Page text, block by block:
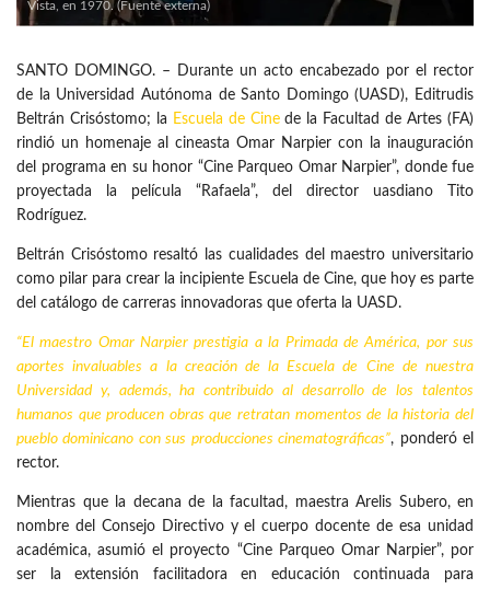
Vista, en 1970. (Fuente externa)
SANTO DOMINGO. – Durante un acto encabezado por el rector
de la Universidad Autónoma de Santo Domingo (UASD), Editrudis
Beltrán Crisóstomo; la Escuela de Cinede la Facultad de Artes (FA)
rindió un homenaje al cineasta Omar Narpier con la inauguración
del programa en su honor “Cine Parqueo Omar Narpier”, donde fue
proyectada la película “Rafaela”, del director uasdiano Tito
Rodríguez.
Beltrán Crisóstomo resaltó las cualidades del maestro universitario
como pilar para crear la incipiente Escuela de Cine, que hoy es parte
del catálogo de carreras innovadoras que oferta la UASD.
“El maestro Omar Narpier prestigia a la Primada de América, por sus
aportes invaluables a la creación de la Escuela de Cine de nuestra
Universidad y, además, ha contribuido al desarrollo de los talentos
humanos que producen obras que retratan momentos de la historia del
pueblo dominicano con sus producciones cinematográficas”, ponderó el
rector.
Mientras que la decana de la facultad, maestra Arelis Subero, en
nombre del Consejo Directivo y el cuerpo docente de esa unidad
académica, asumió el proyecto “Cine Parqueo Omar Narpier”, por
ser la extensión facilitadora en educación continuada para